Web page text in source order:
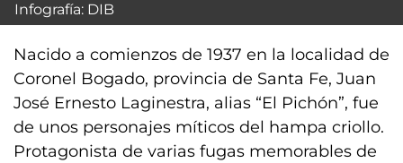
Infografía: DIB
Nacido a comienzos de 1937 en la localidad de
Coronel Bogado, provincia de Santa Fe, Juan
José Ernesto Laginestra, alias “El Pichón”, fue
de unos personajes míticos del hampa criollo.
Protagonista de varias fugas memorables de